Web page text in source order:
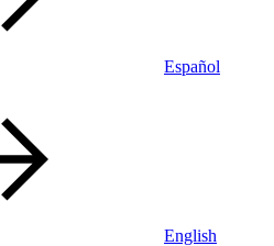
Español
English